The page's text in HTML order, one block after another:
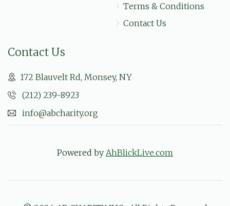
Terms & Conditions
Contact Us
Contact Us
172 Blauvelt Rd, Monsey, NY
(212) 239-8923
info@abcharity.org
Powered by AhBlickLive.com